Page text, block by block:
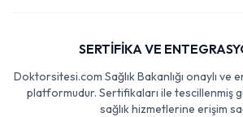
SERTİFİKA VE
Doktorsitesi.com Sağlık Bakanlığı onaylı ve
platformudur. Sertifikaları ile tescillenmiş
sağlık hizmetlerine erişim